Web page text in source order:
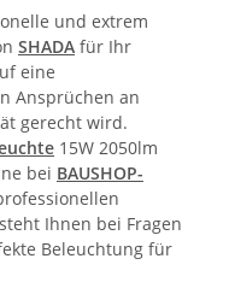
und extrem
SHADA für Ihr
eine
Ansprüchen an
gerecht wird.
15W 2050lm
bei BAUSHOP-
Ihnen bei Fragen
Beleuchtung für